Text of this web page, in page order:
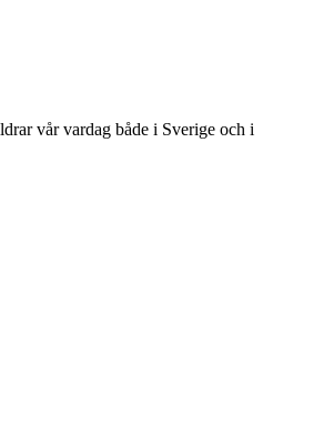
vår vardag både i Sverige och i